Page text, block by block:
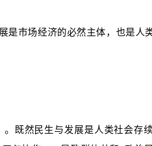
是市场经济的必然主体，也是人
既然民生与发展是人类社会存